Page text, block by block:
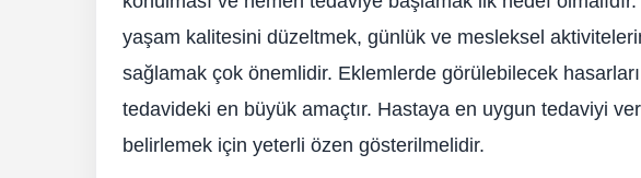
yaşam kalitesini düzeltmek, günlük ve mesleksel
sağlamak çok önemlidir. Eklemlerde görülebilecek
tedavideki en büyük amaçtır. Hastaya en uygun tedaviyi
belirlemek için yeterli özen gösterilmelidir.